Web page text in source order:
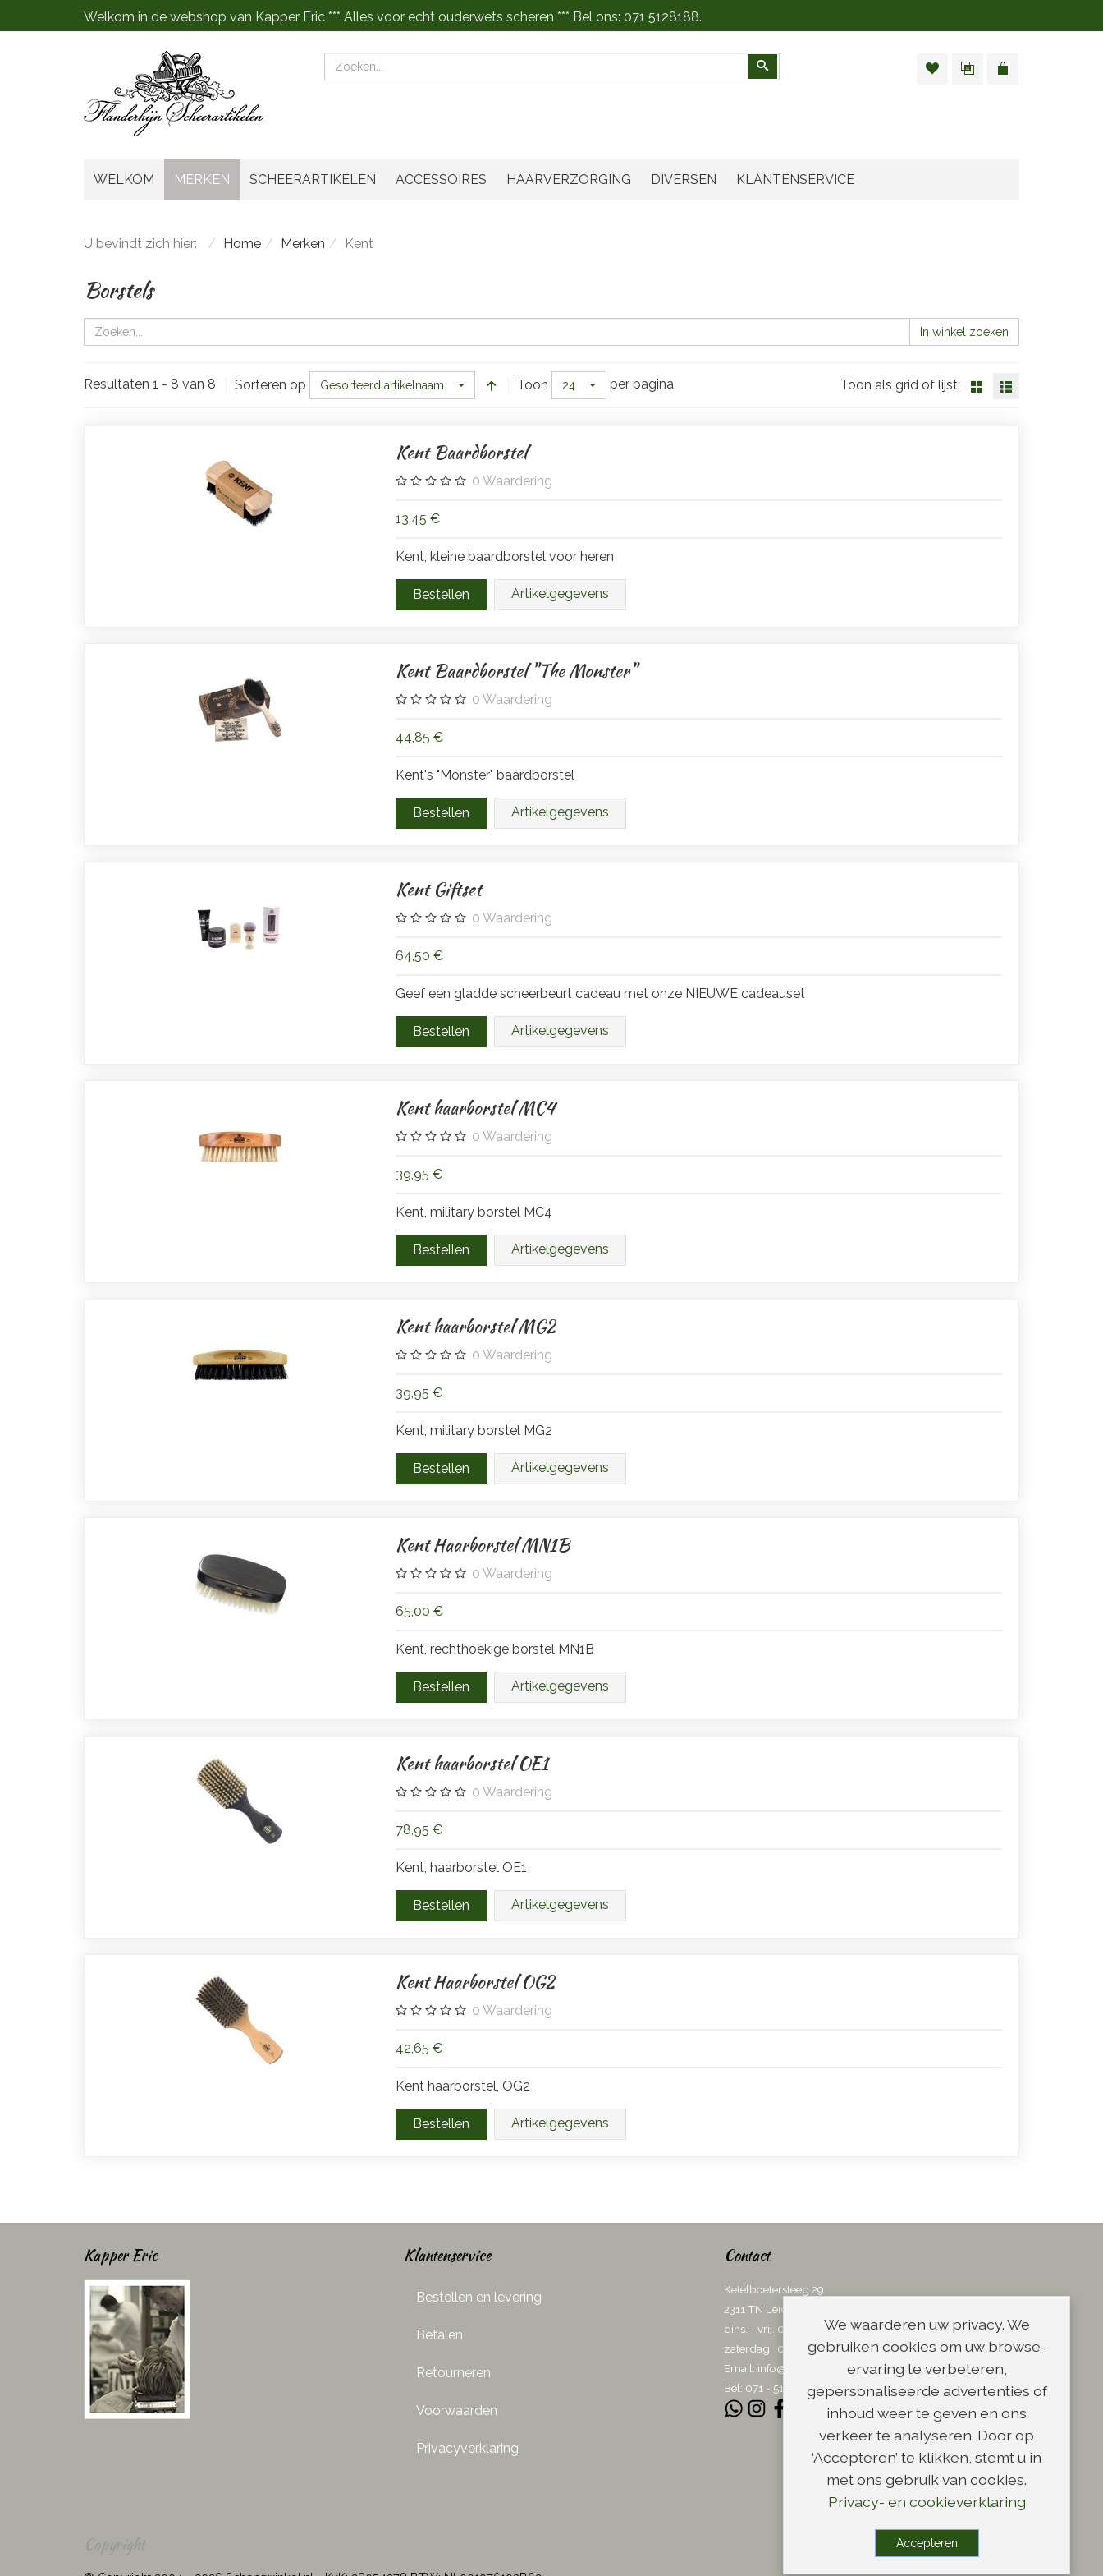
Welkom in de webshop van Kapper Eric *** Alles voor echt ouderwets scheren *** Bel ons: 071 5128188.
Zoeken
Zoeken
WELKOM MERKEN SCHEERARTIKELEN ACCESSOIRES HAARVERZORGING DIVERSEN KLANTENSERVICE
U bevindt zich hier: Home Merken Kent
Borstels
In winkel zoeken
Resultaten 1 - 8 van 8 Sorteren op Gesorteerd artikelnaam Toon 24 per pagina Toon als grid of lijst:
Kent Baardborstel
0 Waardering
13,45 €
Kent, kleine baardborstel voor heren
Artikelgegevens
Kent Baardborstel "The Monster"
0 Waardering
44,85 €
Kent's "Monster" baardborstel
Artikelgegevens
Kent Giftset
0 Waardering
64,50 €
Geef een gladde scheerbeurt cadeau met onze NIEUWE cadeauset
Artikelgegevens
Kent haarborstel MC4
0 Waardering
39,95 €
Kent, military borstel MC4
Artikelgegevens
Kent haarborstel MG2
0 Waardering
39,95 €
Kent, military borstel MG2
Artikelgegevens
Kent Haarborstel MN1B
0 Waardering
65,00 €
Kent, rechthoekige borstel MN1B
Artikelgegevens
Kent haarborstel OE1
0 Waardering
78,95 €
Kent, haarborstel OE1
Artikelgegevens
Kent Haarborstel OG2
0 Waardering
42,65 €
Kent haarborstel, OG2
Artikelgegevens
Kapper Eric Klantenservice
Bestellen en levering
Betalen
Retourneren
Voorwaarden
Privacyverklaring
Contact
Ketelboetersteeg 29
2311 TN Leiden
dins. - vrij. 08.00 - 17.00 uur
zaterdag 08.00 - 13.00 uur
Email: info@scheerwinkel.nl
Bel: 071 - 5128188
We waarderen uw privacy. We
gebruiken cookies om uw browse-
ervaring te verbeteren,
gepersonaliseerde advertenties of
inhoud weer te geven en ons
verkeer te analyseren. Door op
‘Accepteren’ te klikken, stemt u in
met ons gebruik van cookies.
Privacy- en cookieverklaring
Accepteren